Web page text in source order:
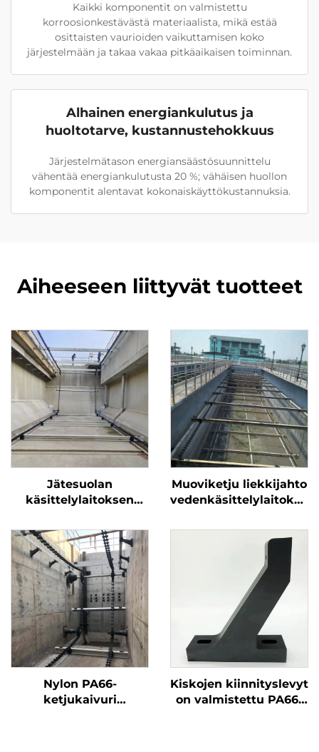
Kaikki komponentit on valmistettu
korroosionkestävästä materiaalista, mikä estää
osittaisten vaurioiden vaikuttamisen koko
järjestelmään ja takaa vakaa pitkäaikaisen toiminnan.
Alhainen energiankulutus ja
huoltotarve, kustannustehokkuus
Järjestelmätason energiansäästösuunnittelu
vähentää energiankulutusta 20 %; vähäisen huollon
komponentit alentavat kokonaiskäyttökustannuksia.
Aiheeseen liittyvät tuotteet
Jätesuolan
käsittelylaitoksen
metallinen ketju
putouskiskaisin
liitteet
Muoviketju liekkijahto
Nylon PA66-
ketjukaivuri
Kiskojen kiinnityslevyt
on valmistettu PA66-